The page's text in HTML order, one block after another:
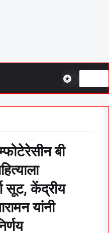
बी
सूट, केंद्रीय
यांनी